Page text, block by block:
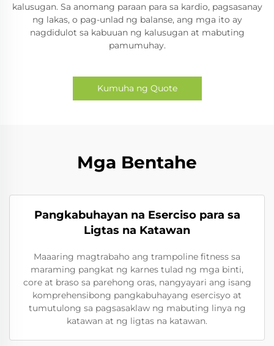
kalusugan. Sa anomang paraan para sa kardio, pagsasanay
ng lakas, o pag-unlad ng balanse, ang mga ito ay
nagdidulot sa kabuuan ng kalusugan at mabuting
pamumuhay.
Kumuha ng Quote
Mga Bentahe
Pangkabuhayan na Eserciso para sa
Ligtas na Katawan
Maaaring magtrabaho ang trampoline fitness sa
maraming pangkat ng karnes tulad ng mga binti,
core at braso sa parehong oras, nangyayari ang isang
komprehensibong pangkabuhayang esercisyo at
tumutulong sa pagsasaklaw ng mabuting linya ng
katawan at ng ligtas na katawan.